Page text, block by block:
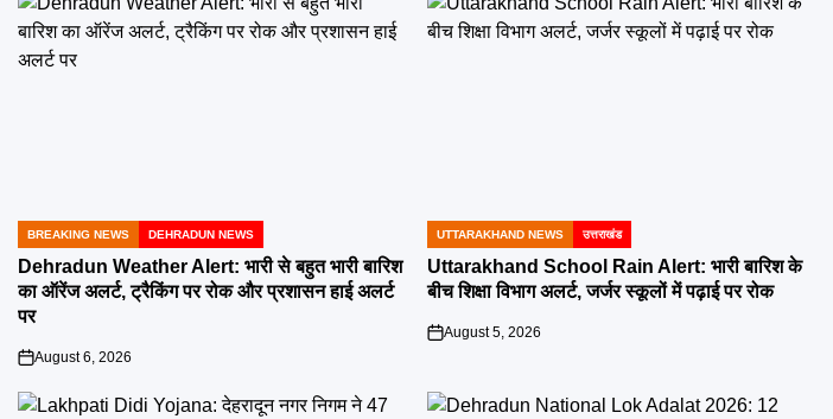
POSTED
IN
BREAKING NEWS DEHRADUN NEWS
Dehradun Weather Alert: भारी से बहुत भारी बारिश
का ऑरेंज अलर्ट, ट्रैकिंग पर रोक और प्रशासन हाई अलर्ट
पर
on
August 6, 2026
POSTED
IN
UTTARAKHAND NEWS उत्तराखंड
Uttarakhand School Rain Alert: भारी बारिश के
बीच शिक्षा विभाग अलर्ट, जर्जर स्कूलों में पढ़ाई पर रोक
on
August 5, 2026